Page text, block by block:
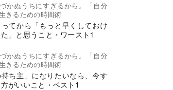
かぬうちにすぎるから。「自分
きるための時間術
てから「もっと早くしておけ
」と思うこと・ワースト1
かぬうちにすぎるから。「自分
きるための時間術
持ち主」になりたいなら、今す
がいいこと・ベスト1